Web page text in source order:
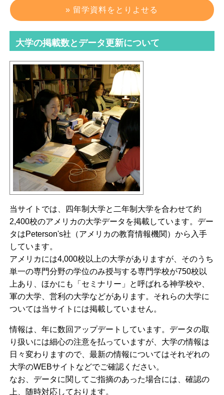
» 留学資料をとりよせる
大学の掲載数とデータ更新について
当サイトでは、四年制大学と二年制大学を合わせて約
2,400校のアメリカの大学データを掲載しています。デー
タはPeterson's社（アメリカの教育情報機関）から入手
しています。
アメリカには4,000校以上の大学がありますが、そのうち
単一の専門分野の学位のみ授与する専門学校が750校以
上あり、ほかにも「セミナリー」と呼ばれる神学校や、
軍の大学、営利の大学などがあります。それらの大学に
ついては当サイトには掲載していません。
情報は、年に数回アップデートしています。データの取
り扱いには細心の注意を払っていますが、大学の情報は
日々変わりますので、最新の情報についてはそれぞれの
大学のWEBサイトなどでご確認ください。
なお、データに関してご指摘のあった場合には、確認の
上、随時対応しております。